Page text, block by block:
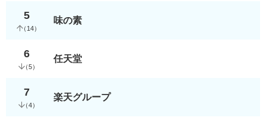
5
（ 14）
味の素
6
（5）
任天堂
7
（4）
楽天グループ